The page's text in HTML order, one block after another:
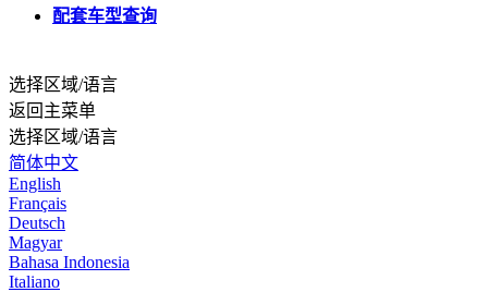
配套车型查询
选择区域/语言
返回主菜单
选择区域/语言
简体中文
English
Français
Deutsch
Magyar
Bahasa Indonesia
Italiano